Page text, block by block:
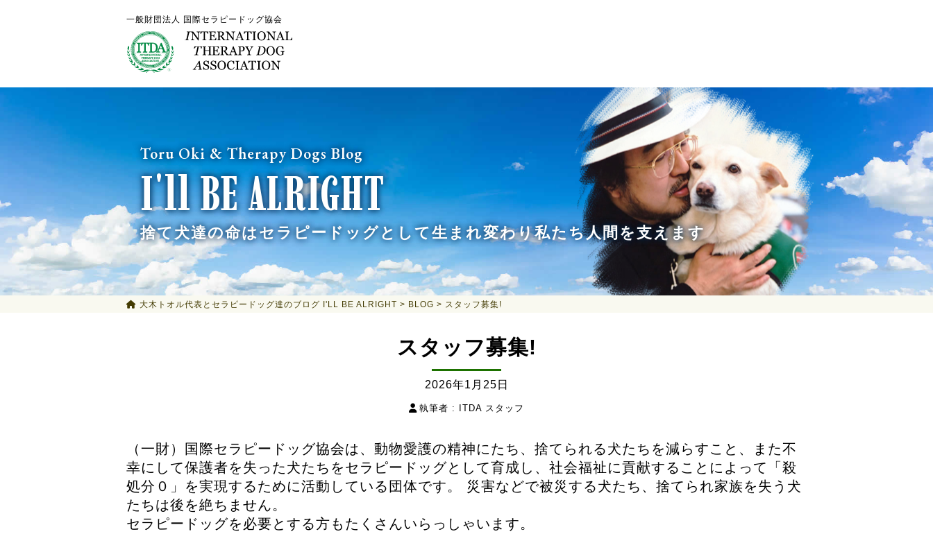
一般財団法人 国際セラピードッグ協会
Toru Oki & Therapy Dogs Blog
I'll BE ALRIGHT
捨て犬達の命はセラピードッグとして生まれ変わり私たち人間を支えます
大木トオル代表とセラピードッグ達のブログ I'LL BE ALRIGHT > BLOG > スタッフ募集!
スタッフ募集!
2026年1月25日
執筆者 : ITDA スタッフ
（一財）国際セラピードッグ協会は、動物愛護の精神にたち、捨てられる犬たちを減らすこと、また不
幸にして保護者を失った犬たちをセラピードッグとして育成し、社会福祉に貢献することによって「殺
処分０」を実現するために活動している団体です。 災害などで被災する犬たち、捨てられ家族を失う犬
たちは後を絶ちません。
セラピードッグを必要とする方もたくさんいらっしゃいます。